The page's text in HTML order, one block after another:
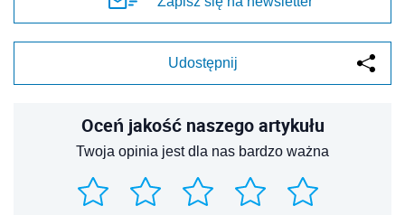
Udostępnij
Oceń jakość naszego artykułu
Twoja opinia jest dla nas bardzo ważna